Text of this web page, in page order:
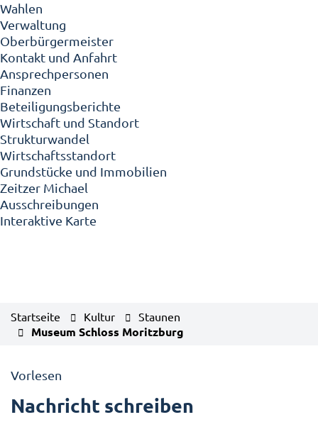
Wahlen
Verwaltung
Oberbürgermeister
Kontakt und Anfahrt
Ansprechpersonen
Finanzen
Beteiligungsberichte
Wirtschaft und Standort
Strukturwandel
Wirtschaftsstandort
Grundstücke und Immobilien
Zeitzer Michael
Ausschreibungen
Interaktive Karte
Startseite Kultur Staunen
Museum Schloss Moritzburg
Vorlesen
Nachricht schreiben